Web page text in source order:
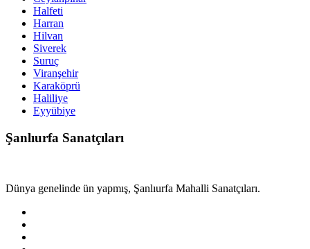
Halfeti
Harran
Hilvan
Siverek
Suruç
Viranşehir
Karaköprü
Haliliye
Eyyübiye
Şanlıurfa Sanatçıları
Dünya genelinde ün yapmış, Şanlıurfa Mahalli Sanatçıları.